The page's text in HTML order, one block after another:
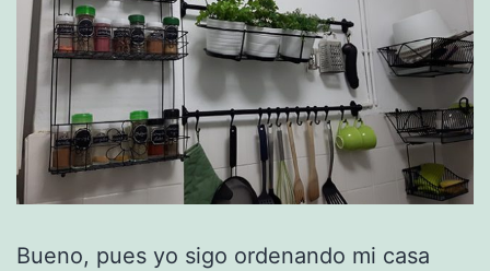
Bueno, pues yo sigo ordenando mi casa